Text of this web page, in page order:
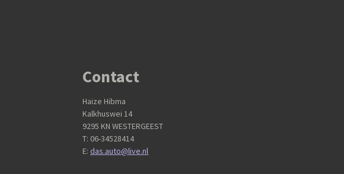
Contact
Haize Hibma
Kalkhuswei 14
9295 KN WESTERGEEST
T: 06-34528414
E: das.auto@live.nl